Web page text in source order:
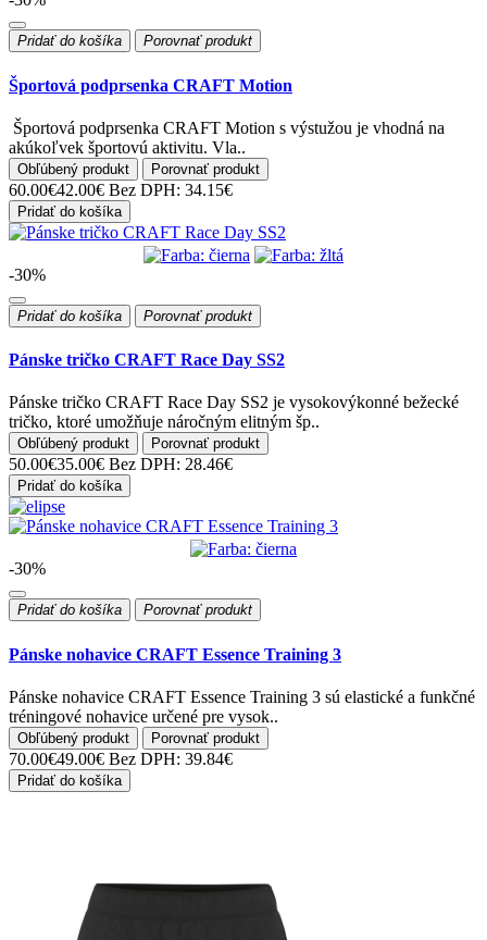
Pridať do košíka Porovnať produkt
Športová podprsenka CRAFT Motion
Športová podprsenka CRAFT Motion s výstužou je vhodná na
akúkoľvek športovú aktivitu. Vla..
Obľúbený produkt Porovnať produkt
60.00€42.00€ Bez DPH: 34.15€
Pridať do košíka
-30%
Pridať do košíka Porovnať produkt
Pánske tričko CRAFT Race Day SS2
Pánske tričko CRAFT Race Day SS2 je vysokovýkonné bežecké
tričko, ktoré umožňuje náročným elitným šp..
Obľúbený produkt Porovnať produkt
50.00€35.00€ Bez DPH: 28.46€
Pridať do košíka
-30%
Pridať do košíka Porovnať produkt
Pánske nohavice CRAFT Essence Training 3
Pánske nohavice CRAFT Essence Training 3 sú elastické a funkčné
tréningové nohavice určené pre vysok..
Obľúbený produkt Porovnať produkt
70.00€49.00€ Bez DPH: 39.84€
Pridať do košíka